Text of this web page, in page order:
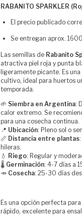
RABANITO SPARKLER
El precio publicado
Se entregan aprox.
Las semillas de Rabanito
atractiva piel roja y punta
ligeramente picante. Es
cultivo, ideal para huertos
temporada.
🌱 Siembra en Argentina:
calor extremo. Se
para una cosecha continua.
📍 Ubicación: Pleno sol o
📏 Distancia entre plantas
hileras.
💧 Riego: Regular y
🌡 Germinación: 4-7 días a
🥕 Cosecha: 25-30 días
Es una opción perfecta
rápido, excelente para